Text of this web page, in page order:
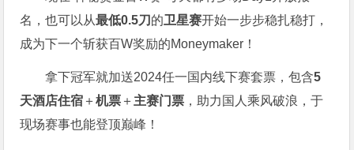
名，也可以从最低0.5刀 的卫星赛开始一步步稳扎稳打，
成为下一个斩获百W奖励的Moneymaker！
拿下冠军就加送2024任一国内线下赛套票，包含5
天酒店住宿 ＋机票 ＋ 主赛门票 ，助力国人乘风破浪，于
现场赛事也能登顶巅峰！